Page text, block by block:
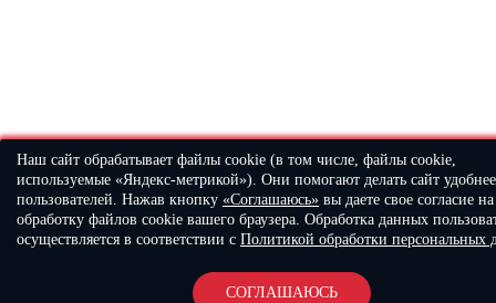
Наш сайт обрабатывает файлы cookie (в том числе, файлы cookie,
используемые «Яндекс-метрикой»). Они помогают делать сайт
пользователей. Нажав кнопку «Соглашаюсь» вы даете свое согласие на
обработку файлов cookie вашего браузера. Обработка данных
осуществляется в соответствии с Политикой обработки персональных
СОГЛАШАЮСЬ